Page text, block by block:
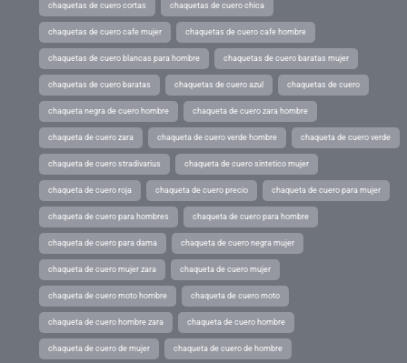
chaquetas de cuero cortas chaquetas de cuero chica
chaquetas de cuero cafe mujer chaquetas de cuero cafe hombre
chaquetas de cuero blancas para hombre chaquetas de cuero baratas mujer
chaquetas de cuero baratas chaquetas de cuero azul chaquetas de cuero
chaqueta negra de cuero hombre chaqueta de cuero zara hombre
chaqueta de cuero zara chaqueta de cuero verde hombre chaqueta de cuero verde
chaqueta de cuero stradivarius chaqueta de cuero sintetico mujer
chaqueta de cuero roja chaqueta de cuero precio chaqueta de cuero para mujer
chaqueta de cuero para hombres chaqueta de cuero para hombre
chaqueta de cuero para dama chaqueta de cuero negra mujer
chaqueta de cuero mujer zara chaqueta de cuero mujer
chaqueta de cuero moto hombre chaqueta de cuero moto
chaqueta de cuero hombre zara chaqueta de cuero hombre
chaqueta de cuero de mujer chaqueta de cuero de hombre